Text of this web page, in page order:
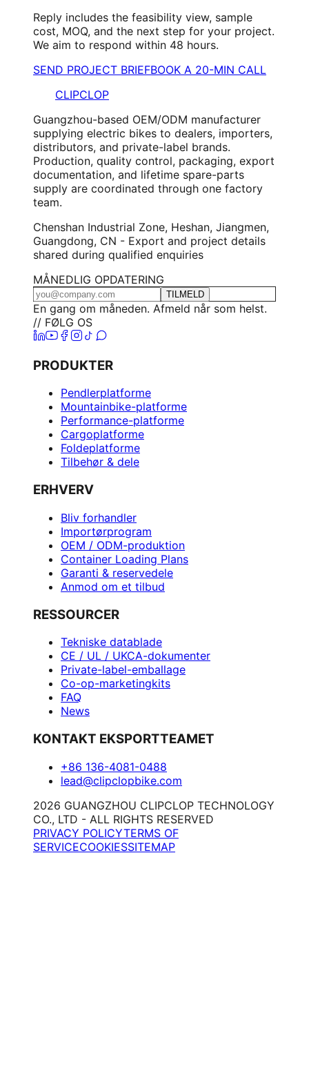
Reply includes the feasibility view, sample
cost, MOQ, and the next step for your project.
We aim to respond within 48 hours.
SEND PROJECT BRIEFBOOK A 20-MIN CALL
CLIPCLOP
Guangzhou-based OEM/ODM manufacturer
supplying electric bikes to dealers, importers,
distributors, and private-label brands.
Production, quality control, packaging, export
documentation, and lifetime spare-parts
supply are coordinated through one factory
team.
Chenshan Industrial Zone, Heshan, Jiangmen,
Guangdong, CN - Export and project details
shared during qualified enquiries
MÅNEDLIG OPDATERING
TILMELD
En gang om måneden. Afmeld når som helst.
// FØLG OS
PRODUKTER
Pendlerplatforme
Mountainbike-platforme
Performance-platforme
Cargoplatforme
Foldeplatforme
Tilbehør & dele
ERHVERV
Bliv forhandler
Importørprogram
OEM / ODM-produktion
Container Loading Plans
Garanti & reservedele
Anmod om et tilbud
RESSOURCER
Tekniske datablade
CE / UL / UKCA-dokumenter
Private-label-emballage
Co-op-marketingkits
FAQ
News
KONTAKT EKSPORTTEAMET
+86 136-4081-0488
lead@clipclopbike.com
2026 GUANGZHOU CLIPCLOP TECHNOLOGY
CO., LTD - ALL RIGHTS RESERVED
PRIVACY POLICYTERMS OF
SERVICECOOKIESSITEMAP